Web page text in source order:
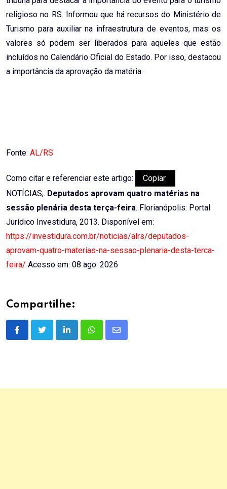
religioso no RS. Informou que há recursos do Ministério de
Turismo para auxiliar na infraestrutura de eventos, mas os
valores só podem ser liberados para aqueles que estão
incluídos no Calendário Oficial do Estado. Por isso, destacou
a importância da aprovação da matéria.
Fonte: AL/RS
Como citar e referenciar este artigo:
Copiar
NOTÍCIAS,. Deputados aprovam quatro matérias na
sessão plenária desta terça-feira. Florianópolis: Portal
Jurídico Investidura, 2013. Disponível em:
https://investidura.com.br/noticias/alrs/deputados-
aprovam-quatro-materias-na-sessao-plenaria-desta-terca-
feira/ Acesso em: 08 ago. 2026
Compartilhe:
LinkedInWhatsappShare